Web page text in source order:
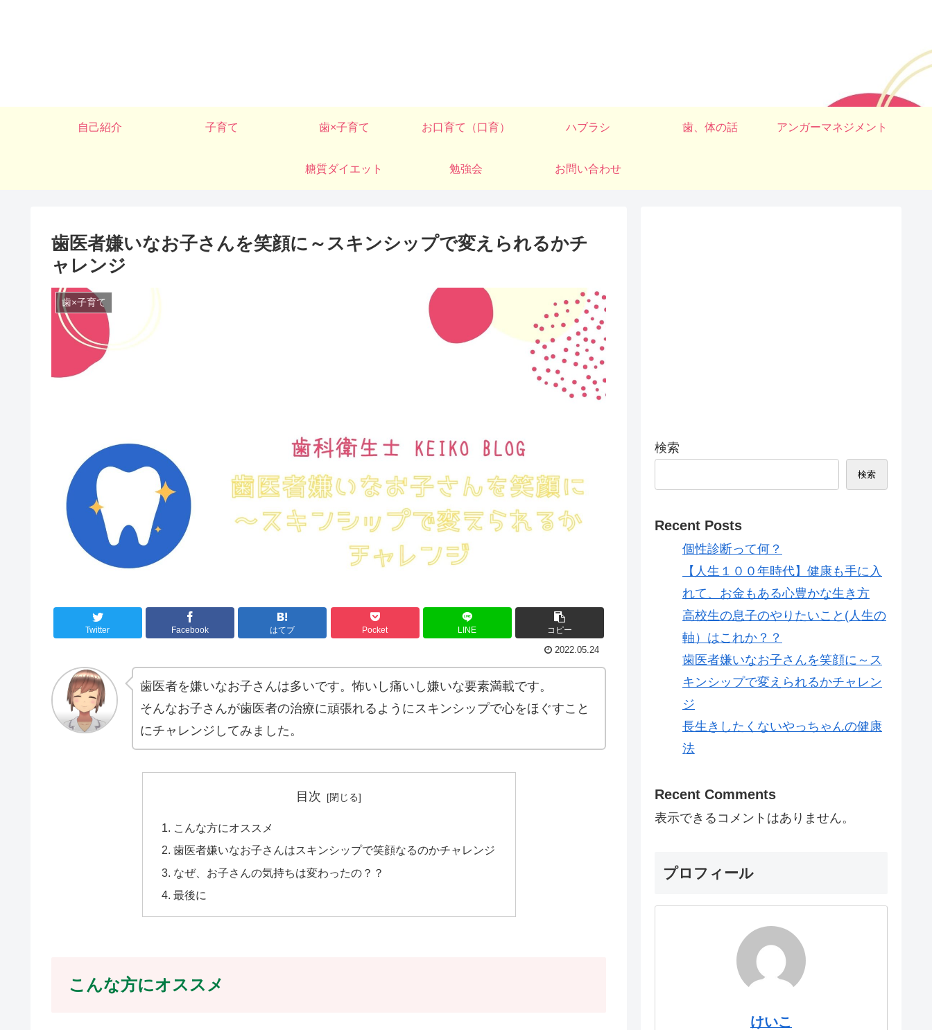
自己紹介 子育て 歯×子育て お口育て（口育） ハブラシ 歯、体の話 アンガーマネジメント
糖質ダイエット 勉強会 お問い合わせ
歯医者嫌いなお子さんを笑顔に～スキンシップで変えられるかチ
ャレンジ
歯×子育て
Twitter Facebook はてブ Pocket LINE コピー
2022.05.24
歯医者を嫌いなお子さんは多いです。怖いし痛いし嫌いな要素満載です。
そんなお子さんが歯医者の治療に頑張れるようにスキンシップで心をほぐすこと
にチャレンジしてみました。
目次
こんな方にオススメ
歯医者嫌いなお子さんはスキンシップで笑顔なるのかチャレンジ
なぜ、お子さんの気持ちは変わったの？？
最後に
こんな方にオススメ
検索
検索
Recent Posts
個性診断って何？
【人生１００年時代】健康も手に入
れて、お金もある心豊かな生き方
高校生の息子のやりたいこと(人生の
軸）はこれか？？
歯医者嫌いなお子さんを笑顔に～ス
キンシップで変えられるかチャレン
ジ
長生きしたくないやっちゃんの健康
法
Recent Comments
表示できるコメントはありません。
プロフィール
けいこ